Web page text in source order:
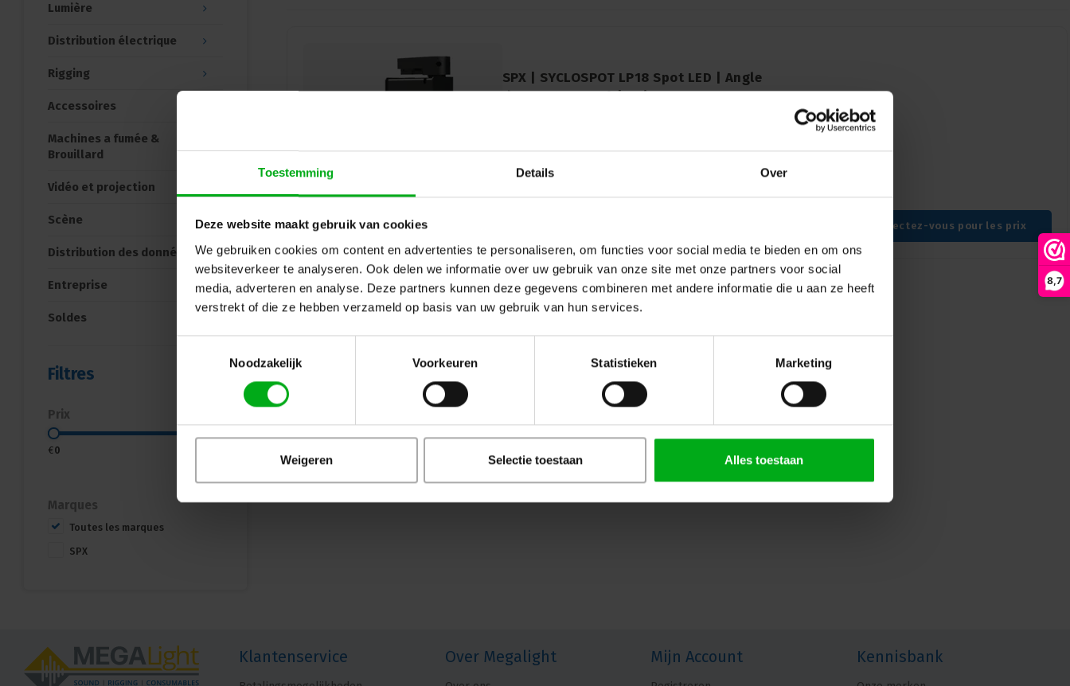
Toestemming Details Over
Deze website maakt gebruik van cookies
We gebruiken cookies om content en advertenties te personaliseren, om functies voor social media te bieden en om ons
websiteverkeer te analyseren. Ook delen we informatie over uw gebruik van onze site met onze partners voor social
media, adverteren en analyse. Deze partners kunnen deze gegevens combineren met andere informatie die u aan ze heeft
verstrekt of die ze hebben verzameld op basis van uw gebruik van hun services.
Noodzakelijk
Voorkeuren Statistieken Marketing
Weigeren Selectie toestaan Alles toestaan
8,7
Lumière
Distribution électrique
Rigging
Accessoires
Machines a fumée &
Brouillard
Vidéo et projection
Scène
Distribution des données
Entreprise
Soldes
Filtres
Prix
€0
Marques
Toutes les marques
SPX
SPX | SYCLOSPOT LP18 Spot LED | Angle
d'ouverture : 22° | Puissance : 21W
lumineux élevé et une garantie de 7 ans.
Température de couleur : 3000K, Contrôle : CASAMBI (BLE), Fixation : Montage par crochet, Couleur : Noir
Connectez-vous pour les prix
Klantenservice Over Megalight Mijn Account Kennisbank